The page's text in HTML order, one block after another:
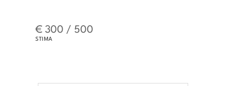
€ 300 / 500
STIMA